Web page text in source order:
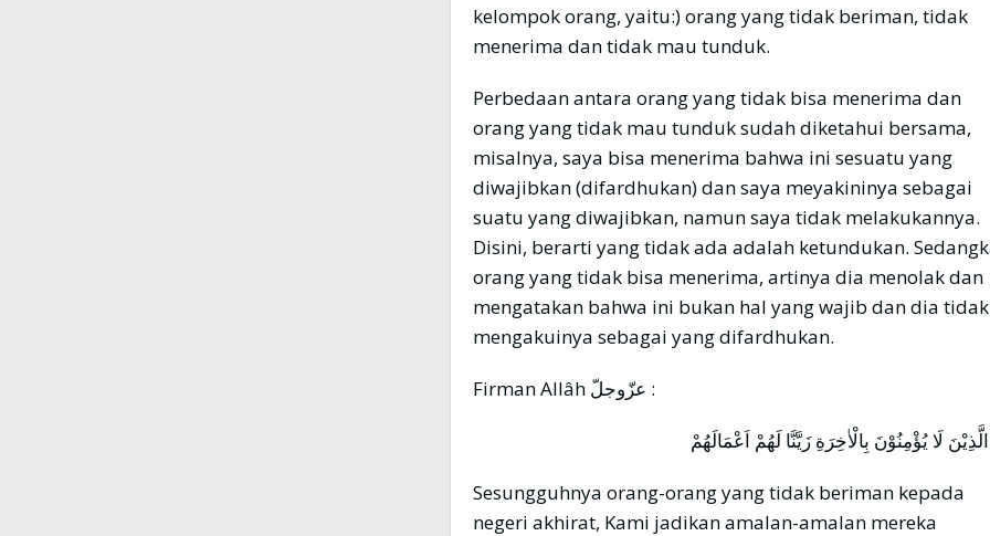
kelompok orang, yaitu:) orang yang tidak beriman, tidak
menerima dan tidak mau tunduk.
Perbedaan antara orang yang tidak bisa menerima dan
orang yang tidak mau tunduk sudah diketahui bersama,
misalnya, saya bisa menerima bahwa ini sesuatu yang
diwajibkan (difardhukan) dan saya meyakininya sebagai
suatu yang diwajibkan, namun saya tidak melakukannya.
Disini, berarti yang tidak ada adalah ketundukan.
orang yang tidak bisa menerima, artinya dia menolak dan
mengatakan bahwa ini bukan hal yang wajib dan dia tidak
mengakuinya sebagai yang difardhukan.
Firman Allâh عزّوجلّ :
لَا يُؤْمِنُوْنَ بِالْاٰخِرَةِ زَيَّنَّا لَهُمْ اَعْمَالَهُمْ
Sesungguhnya orang-orang yang tidak beriman kepada
negeri akhirat, Kami jadikan amalan-amalan mereka